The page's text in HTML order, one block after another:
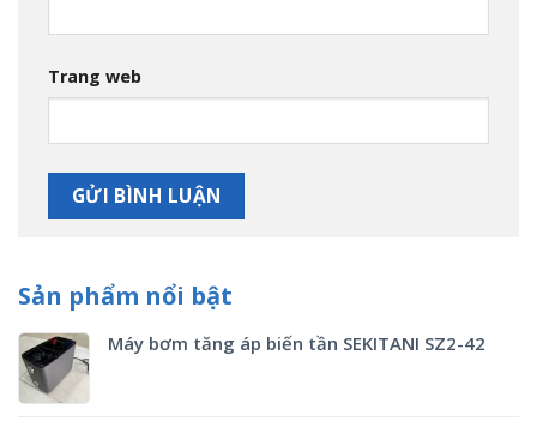
Trang web
Sản phẩm nổi bật
Máy bơm tăng áp biến tần SEKITANI SZ2-42